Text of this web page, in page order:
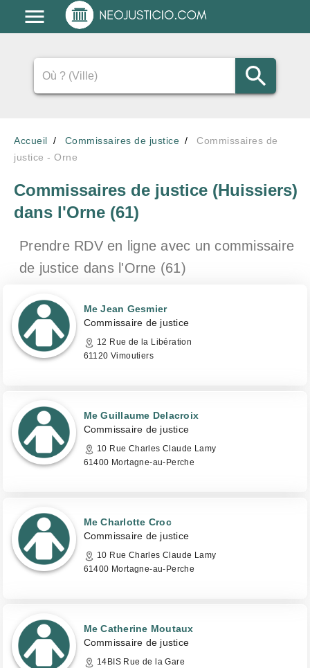
Accueil Commissaires de justice
Commissaires de
justice - Orne
Commissaires de justice (Huissiers)
dans l'Orne (61)
Prendre RDV en ligne avec un commissaire
de justice dans l'Orne (61)
Me Jean Gesmier
Commissaire de justice
12 Rue de la Libération
61120 Vimoutiers
Me Guillaume Delacroix
Commissaire de justice
10 Rue Charles Claude Lamy
61400 Mortagne-au-Perche
Me Charlotte Croc
Commissaire de justice
10 Rue Charles Claude Lamy
61400 Mortagne-au-Perche
Me Catherine Moutaux
Commissaire de justice
14BIS Rue de la Gare